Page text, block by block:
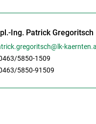
Ing. Patrick Gregoritsch
5850-1509
5850-91509